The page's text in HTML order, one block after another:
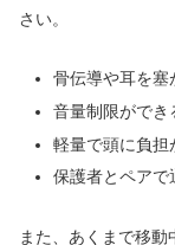
さい。
骨伝導や耳を塞
音量制限ができ
軽量で頭に負担
保護者とペアで
また、あくまで移